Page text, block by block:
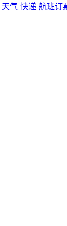
天气 快递 航班订